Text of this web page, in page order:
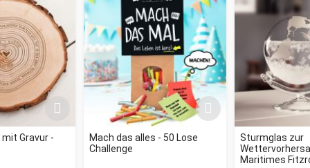
Gravur -
Mach das alles - 50 Lose
Challenge
Sturmglas zur
Maritimes